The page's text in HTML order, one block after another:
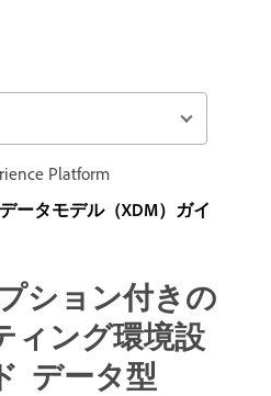
Platform
ータモデル（XDM）ガイ
ション付きの
ィング環境設
データ型